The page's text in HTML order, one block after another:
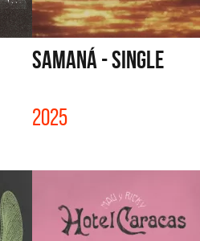
SAMANÁ - SINGLE
2025